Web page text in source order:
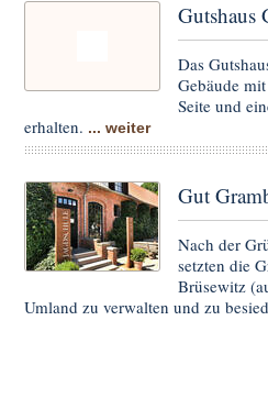
Gutshaus
Das
Gebäude
Seite und
erhalten. ... weiter
Gut
Nach der
setzten die
Brüsewitz
Umland zu verwalten und zu